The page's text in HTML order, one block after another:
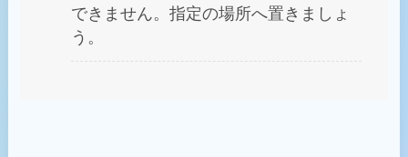
できません。指定の場所へ置きましょ
う。